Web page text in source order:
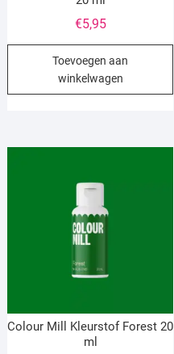
€5,95
Toevoegen aan
winkelwagen
Colour Mill Kleurstof Forest 20
ml